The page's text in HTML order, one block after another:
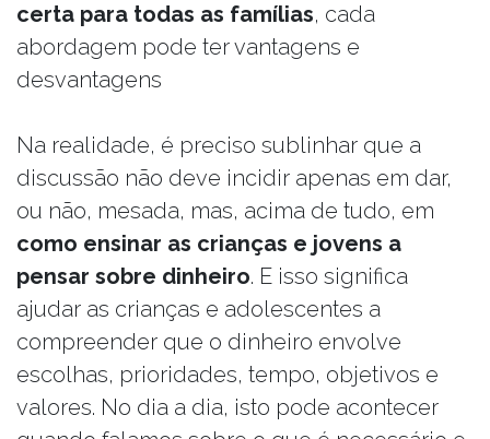
certa para todas as famílias, cada
abordagem pode ter vantagens e
desvantagens
Na realidade, é preciso sublinhar que a
discussão não deve incidir apenas em dar,
ou não, mesada, mas, acima de tudo, em
como ensinar as crianças e jovens a
pensar sobre dinheiro. E isso significa
ajudar as crianças e adolescentes a
compreender que o dinheiro envolve
escolhas, prioridades, tempo, objetivos e
valores. No dia a dia, isto pode acontecer